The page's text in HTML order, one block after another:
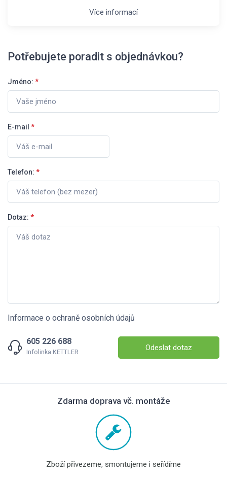
Více informací
Potřebujete poradit s objednávkou?
Jméno: *
E-mail *
Telefon: *
Dotaz: *
Informace o ochraně osobních údajů
605 226 688
Infolinka KETTLER Odeslat dotaz
Zdarma doprava vč. montáže
Zboží přivezeme, smontujeme i seřídíme